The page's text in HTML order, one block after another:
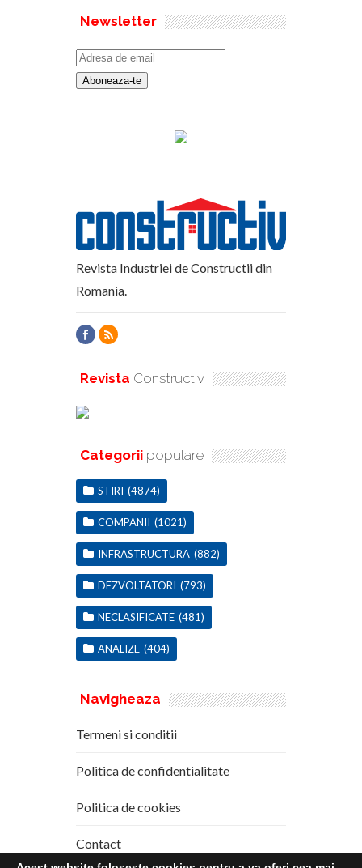
Newsletter
Revista Industriei de Constructii din
Romania.
Revista Constructiv
Categorii populare
STIRI (4874)
COMPANII (1021)
INFRASTRUCTURA (882)
DEZVOLTATORI (793)
NECLASIFICATE (481)
ANALIZE (404)
Navigheaza
Termeni si conditii
Politica de confidentialitate
Politica de cookies
Contact